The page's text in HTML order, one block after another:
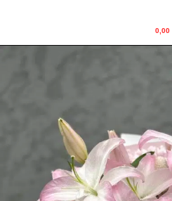
0,00